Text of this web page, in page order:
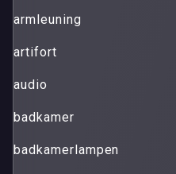
armleuning
artifort
audio
badkamer
badkamerlampen